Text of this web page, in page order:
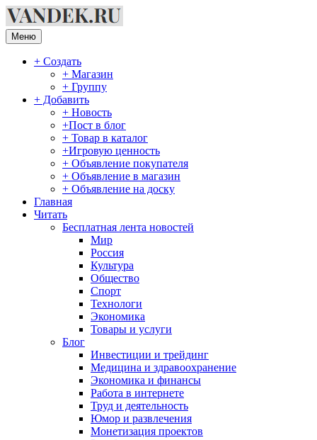
Перейти
к
содержимому
Меню
+ Создать
+ Магазин
+ Группу
+ Добавить
+ Новость
+Пост в блог
+ Товар в каталог
+Игровую ценность
+ Объявление покупателя
+ Объявление в магазин
+ Объявление на доску
Главная
Читать
Бесплатная лента новостей
Мир
Россия
Культура
Общество
Спорт
Технологи
Экономика
Товары и услуги
Блог
Инвестиции и трейдинг
Медицина и здравоохранение
Экономика и финансы
Работа в интернете
Труд и деятельность
Юмор и развлечения
Монетизация проектов